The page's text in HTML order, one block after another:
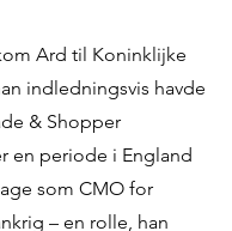
Ard til Koninklijke
indledningsvis havde
& Shopper
en periode i England
som CMO for
– en rolle, han